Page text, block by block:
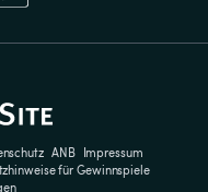
ANB
Impressum
für Gewinnspiele